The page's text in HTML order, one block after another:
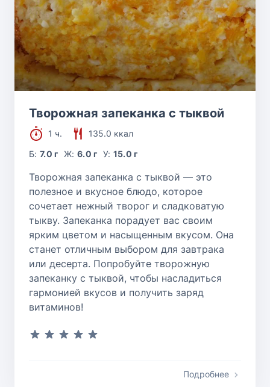
Творожная запеканка с тыквой
1 ч.
135.0 ккал
Б:7.0 г Ж: 6.0 г У: 15.0 г
Творожная запеканка с тыквой — это
полезное и вкусное блюдо, которое
сочетает нежный творог и сладковатую
тыкву. Запеканка порадует вас своим
ярким цветом и насыщенным вкусом. Она
станет отличным выбором для завтрака
или десерта. Попробуйте творожную
запеканку с тыквой, чтобы насладиться
гармонией вкусов и получить заряд
витаминов!
Подробнее